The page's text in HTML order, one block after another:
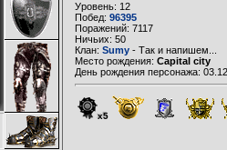
Уровень: 12
Побед: 96395
Поражений: 7117
Ничьих: 50
Клан: Sumy - Так и напишем...
Место рождения: Capital city
День рождения персонажа:
x5